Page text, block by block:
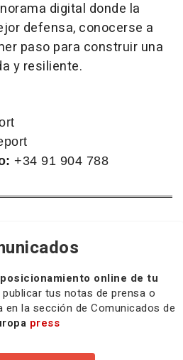
digital donde la
defensa, conocerse a
paso para construir una
y resiliente.
+34 91 904 788
online de tu
tus notas de prensa o
la sección de Comunicados de
press